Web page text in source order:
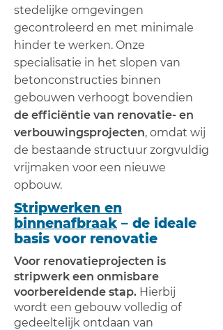
stedelijke omgevingen
gecontroleerd en met minimale
hinder te werken. Onze
specialisatie in het slopen van
betonconstructies binnen
gebouwen verhoogt bovendien
de efficiëntie van renovatie‑ en
verbouwingsprojecten, omdat wij
de bestaande structuur zorgvuldig
vrijmaken voor een nieuwe
opbouw.
Stripwerken en
binnenafbraak – de ideale
basis voor renovatie
Voor renovatieprojecten is
stripwerk een onmisbare
voorbereidende stap. Hierbij
wordt een gebouw volledig of
gedeeltelijk ontdaan van